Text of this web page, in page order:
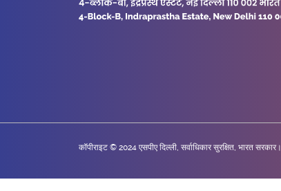
कॉपीराइट © 2024 एसपीए दिल्ली, सर्वाधिकार सुरक्षित, भारत सरकार।